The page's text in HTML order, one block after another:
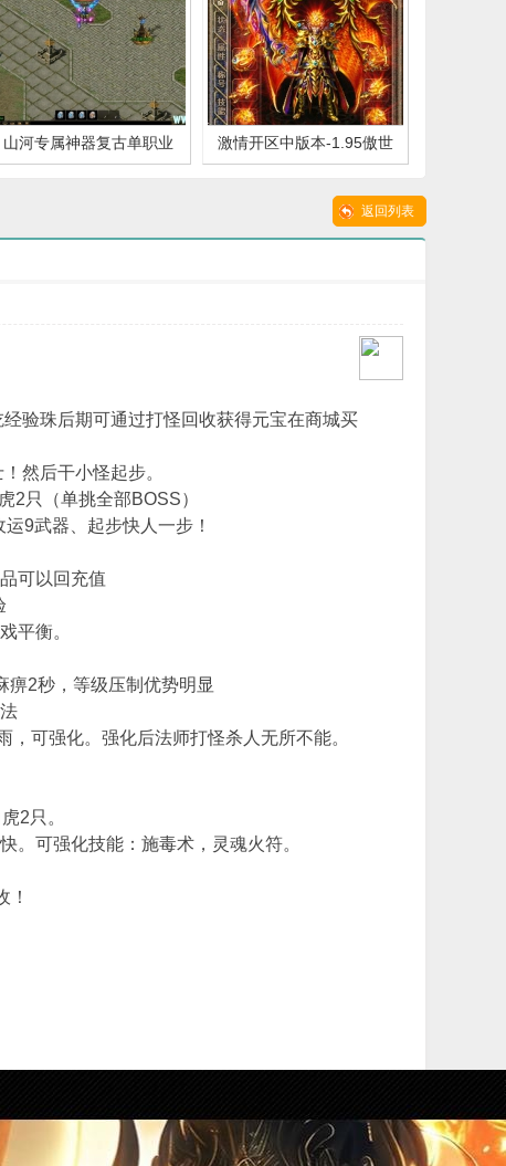
山河专属神器复古单职业
激情开区中版本-1.95傲世
返回列表
验珠后期可通过打怪回收获得元宝在商城买
然后干小怪起步。
只（单挑全部BOSS）
9武器、起步快人一步！
可以回充值
平衡。
2秒，等级压制优势明显
可强化。强化后法师打怪杀人无所不能。
2只。
可强化技能：施毒术，灵魂火符。
！